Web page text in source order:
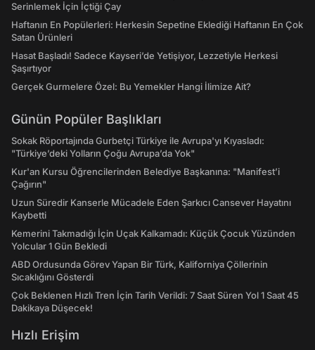
Serinlemek İçin İçtiği Çay
Haftanın En Popülerleri: Herkesin Sepetine Eklediği Haftanın En Çok
Satan Ürünleri
Hasat Başladı! Sadece Kayseri’de Yetişiyor, Lezzetiyle Herkesi
Şaşırtıyor
Gerçek Gurmelere Özel: Bu Yemekler Hangi İlimize Ait?
Günün Popüler Başlıkları
Sokak Röportajında Gurbetçi Türkiye ile Avrupa'yı Kıyasladı:
"Türkiye’deki Yolların Çoğu Avrupa’da Yok"
Kur'an Kursu Öğrencilerinden Belediye Başkanına: "Manifest’i
Çağırın"
Uzun Süredir Kanserle Mücadele Eden Şarkıcı Cansever Hayatını
Kaybetti
Kemerini Takmadığı İçin Uçak Kalkamadı: Küçük Çocuk Yüzünden
Yolcular 1 Gün Bekledi
ABD Ordusunda Görev Yapan Bir Türk, Kaliforniya Çöllerinin
Sıcaklığını Gösterdi
Çok Beklenen Hızlı Tren İçin Tarih Verildi: 7 Saat Süren Yol 1 Saat 45
Dakikaya Düşecek!
Hızlı Erişim